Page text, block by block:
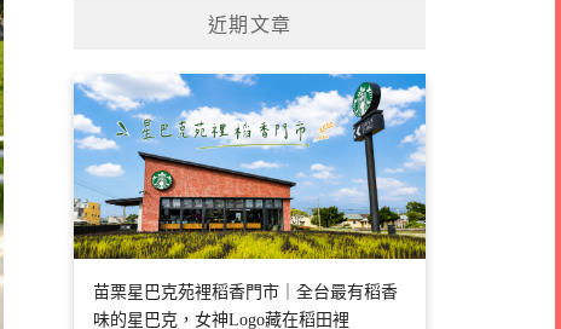
近期文章
苗栗星巴克苑裡稻香門市｜全台最有稻香
味的星巴克，女神Logo藏在稻田裡